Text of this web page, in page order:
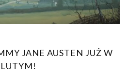
JANE AUSTEN JUŻ W
LUTYM!